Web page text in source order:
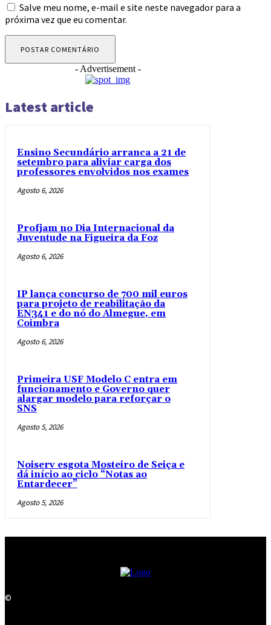
Salve meu nome, e-mail e site neste navegador para a
próxima vez que eu comentar.
- Advertisement -
Latest article
Ensino Secundário arranca a 21 de
setembro para aliviar carga dos
professores envolvidos nos exames
Agosto 6, 2026
Profjam no Dia Internacional da
Juventude na Figueira da Foz
Agosto 6, 2026
IP lança concurso de 700 mil euros
para projeto de reabilitação da
EN341 e do nó do Almegue, em
Coimbra
Agosto 6, 2026
Primeira USF Modelo C entra em
funcionamento e Governo quer
alargar modelo para reforçar o
SNS
Agosto 5, 2026
Noiserv esgota Mosteiro de Seiça e
dá início ao ciclo “Notas ao
Entardecer”
Agosto 5, 2026
©